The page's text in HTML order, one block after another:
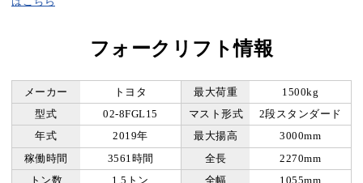
フォークリフト情報
メーカー トヨタ 最大荷重
1500kg
型式
02-8FGL15 マスト形式
2段スタンダード
年式
2019年 最大揚高
3000mm
稼働時間
3561時間 全長
2270mm
トン数
1.5トン 全幅
1055mm